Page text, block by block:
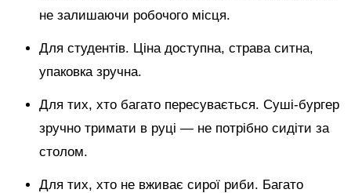
не залишаючи робочого місця.
Для студентів. Ціна доступна, страва ситна,
упаковка зручна.
Для тих, хто багато пересувається. Суші-бургер
зручно тримати в руці — не потрібно сидіти за
столом.
Для тих, хто не вживає сирої риби. Багато